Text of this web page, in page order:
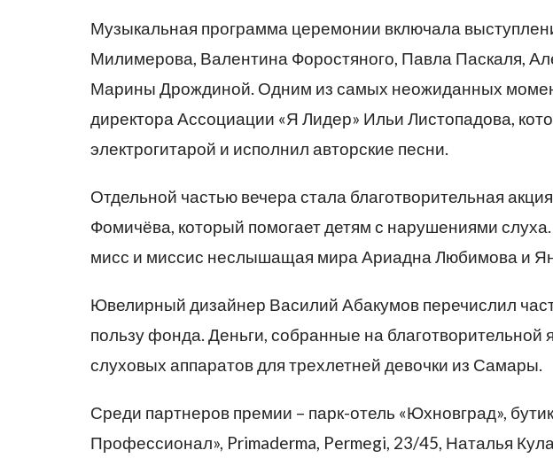
Музыкальная программа церемонии включала
Милимерова, Валентина Форостяного, Павла Паскаля,
Марины Дрождиной. Одним из самых неожиданных
директора Ассоциации «Я Лидер» Ильи Листопадова,
электрогитарой и исполнил авторские песни.
Отдельной частью вечера стала благотворительная
Фомичёва, который помогает детям с нарушениями
мисс и миссис неслышащая мира Ариадна Любимова и
Ювелирный дизайнер Василий Абакумов перечислил
пользу фонда. Деньги, собранные на благотворительной
слуховых аппаратов для трехлетней девочки из Самары.
Среди партнеров премии – парк-отель «Юхновград»,
Профессионал», Primaderma, Permegi, 23/45, Наталья